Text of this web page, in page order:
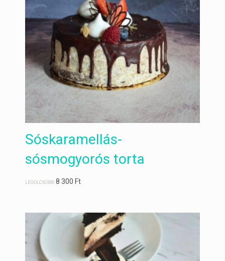
Sóskaramellás-
sósmogyorós torta
LEGOLCSÓBB:8 300Ft